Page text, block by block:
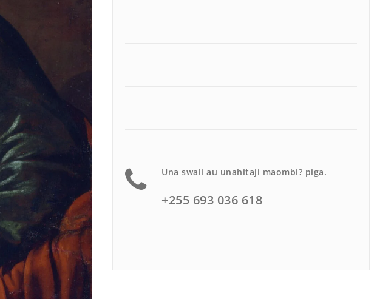
Una swali au unahitaji maombi? piga.
+255 693 036 618